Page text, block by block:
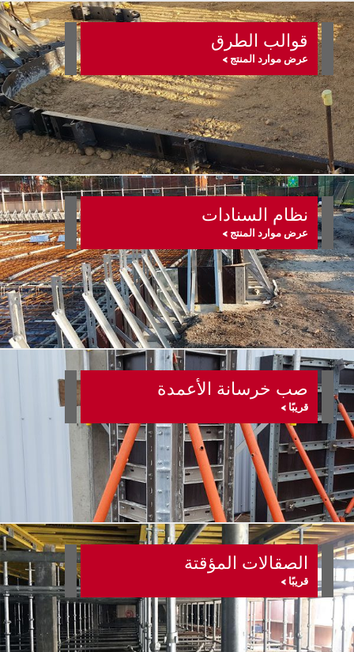
قوالب الطرق
عرض موارد المنتج >
نظام السنادات
عرض موارد المنتج >
صب خرسانة الأعمدة
قريبًا >
الصقالات المؤقتة
قريبًا >